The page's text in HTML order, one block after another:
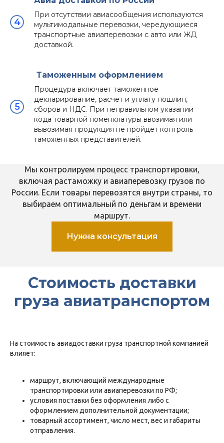
При отсутствии авиасообщения используются
мультимодальные перевозки, чередующиеся
транспортные авиаперевозки с авто или ЖД
доставкой.
Таможенным оформлением
Процедура включает таможенное
декларирование, расчет и уплату пошлин,
сборов и НДС. При неправильном указании
кода товарной номенклатуры ввозимая или
вывозимая продукция не пройдет контроль
таможенных представителей.
Мы контролируем процесс транспортировки,
включая растаможку и авиаперевозку грузов по
России. Если товары перевозятся внутри страны, то
выбираем оптимальный по деньгам и времени
маршрут.
Нужна консультация
Стоимость доставки
груза авиатранспортом
На стоимость авиадоставки груза транспортной компанией
влияет:
маршрут, включающий международные
транспортировки или авиаперевозки по РФ;
условия поставки без оформления либо с
оформлением дополнительной документации;
товарный ассортимент, число мест, вес и габариты
отправления.